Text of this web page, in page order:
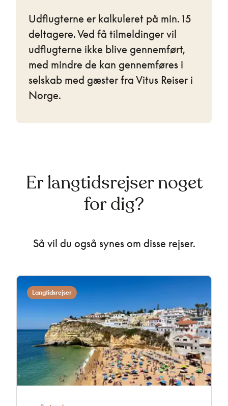
Udflugterne er kalkuleret på min. 15
deltagere. Ved få tilmeldinger vil
udflugterne ikke blive gennemført,
med mindre de kan gennemføres i
selskab med gæster fra Vitus Reiser i
Norge.
Er langtidsrejser noget
for dig?
Så vil du også synes om disse rejser.
Langtidsrejser